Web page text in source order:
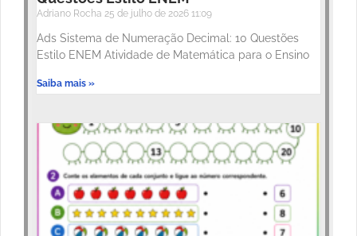
Adriano Rocha 25 de julho de 2026 11:09
Ads Sistema de Numeração Decimal: 10 Questões
Estilo ENEM Atividade de Matemática para o Ensino
Saiba mais »